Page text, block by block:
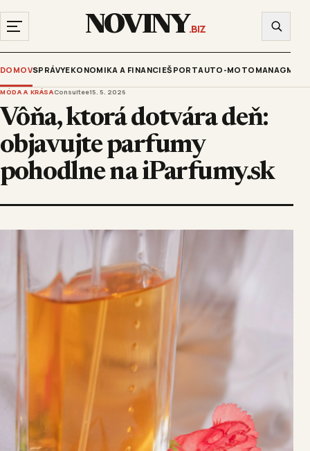
NOVINY.BIZ
DOMOVSPRÁVYEKONOMIKA A FINANCIEŠPORTAUTO-MOTO
MÓDA A KRÁSAConsultee15. 5. 2026
Vôňa, ktorá dotvára deň:
objavujte parfumy
pohodlne na iParfumy.sk